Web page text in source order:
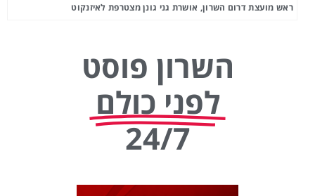
ראש מועצת דרום השרון, אושרת גני גונן מצטרפת לאיזנקוט
השרון פוסט
לפני כולם
24/7